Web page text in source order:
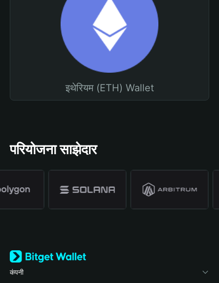
इथेरियम (ETH) Wallet
परियोजना साझेदार
कंपनी